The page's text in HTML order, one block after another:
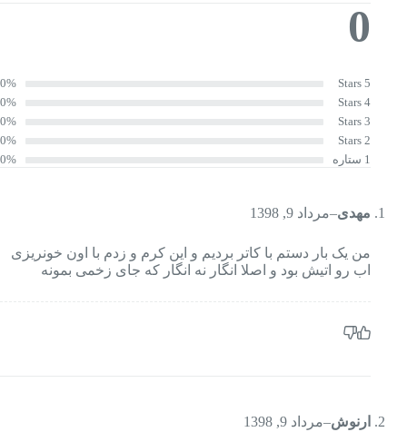
0
5 Stars
0%
4 Stars
0%
3 Stars
0%
2 Stars
0%
1 ستاره
0%
مهدی–مرداد 9, 1398
من یک بار دستم با کاتر بردیم و این کرم و زدم با اون خونریزی
اب رو اتیش بود و اصلا انگار نه انگار که جای زخمی بمونه
ارنوش–مرداد 9, 1398